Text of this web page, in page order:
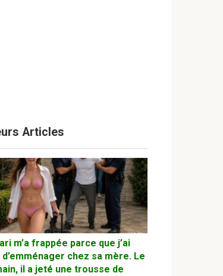
Articles
m’a frappée parce que j’ai
chez sa mère. Le
il a jeté une trousse de